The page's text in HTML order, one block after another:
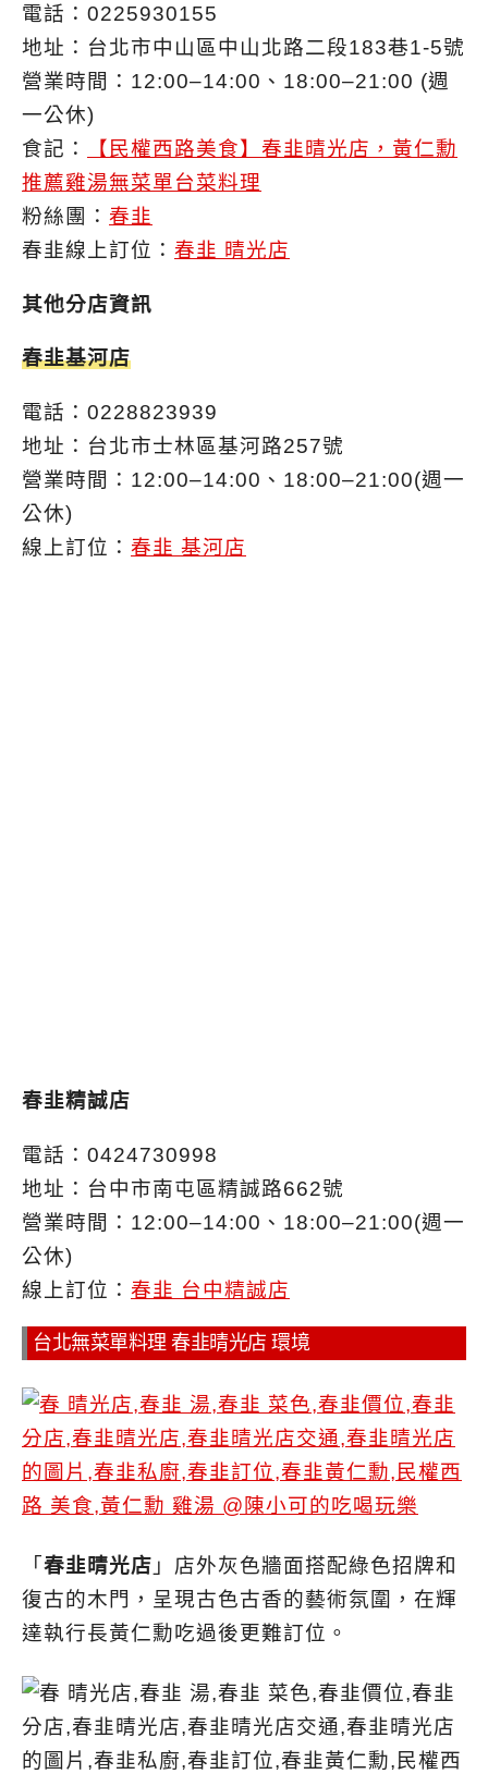
電話：0225930155
地址：台北市中山區中山北路二段183巷1-5號
營業時間：12:00–14:00、18:00–21:00 (週
一公休)
食記：
【民權西路美食】春韭晴光店，黃仁勳
推薦雞湯無菜單台菜料理
粉絲團： 春韭
春韭線上訂位： 春韭 晴光店
其他分店資訊
春韭基河店
電話：0228823939
地址：台北市士林區基河路257號
營業時間：12:00–14:00、18:00–21:00(週一
公休)
線上訂位： 春韭 基河店
春韭精誠店
電話：0424730998
地址：台中市南屯區精誠路662號
營業時間：12:00–14:00、18:00–21:00(週一
公休)
線上訂位： 春韭 台中精誠店
台北無菜單料理 春韭晴光店 環境
「 春韭晴光店 」店外灰色牆面搭配綠色招牌和
復古的木門，呈現古色古香的藝術氛圍，在輝
達執行長黃仁勳吃過後更難訂位。